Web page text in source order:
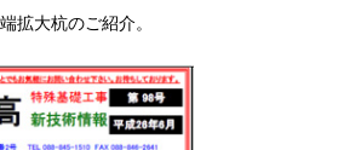
拡大杭のご紹介。